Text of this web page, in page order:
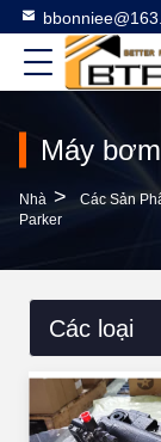
Máy
Nhà > Các Sản
Parker
Các loại